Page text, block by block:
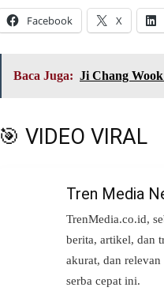
Facebook X
Baca Juga: Ji Chang
🎯 VIDEO VIRAL
Tren Media
TrenMedia.co.id,
berita, artikel, dan
akurat, dan
serba cepat ini.